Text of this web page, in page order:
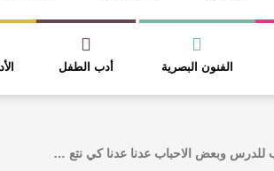
الفنون البصرية أدب الطفل
للدرس وبعض الاحباب عدنا عدنا كي نتع …